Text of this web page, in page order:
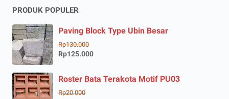
PRODUK POPULER
Paving Block Type Ubin Besar
Rp130.000
Rp125.000
Roster Bata Terakota Motif PU03
Rp20.000